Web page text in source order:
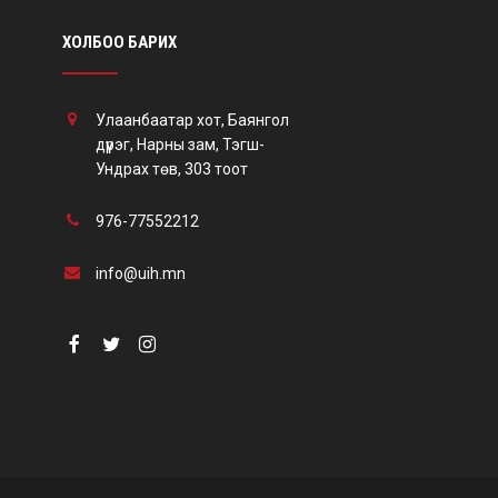
ХОЛБОО БАРИХ
Улаанбаатар хот, Баянгол
дүүрэг, Нарны зам, Тэгш-
Ундрах төв, 303 тоот
976-77552212
info@uih.mn